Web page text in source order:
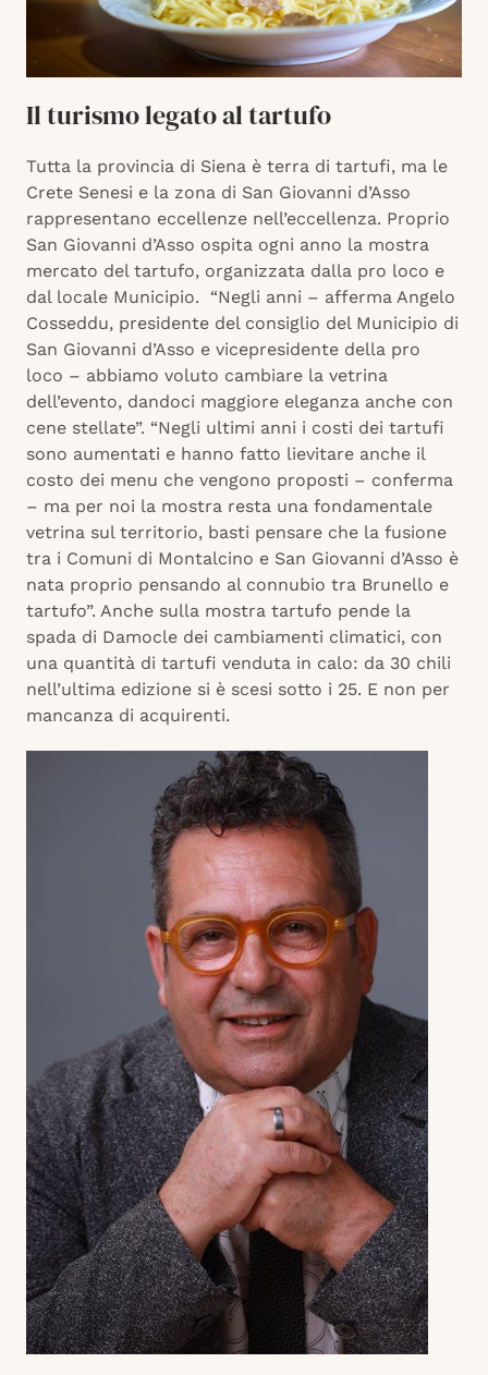
Il turismo legato al tartufo
Tutta la provincia di Siena è terra di tartufi, ma le
Crete Senesi e la zona di San Giovanni d’Asso
rappresentano eccellenze nell’eccellenza. Proprio
San Giovanni d’Asso ospita ogni anno la mostra
mercato del tartufo, organizzata dalla pro loco e
dal locale Municipio. “Negli anni – afferma Angelo
Cosseddu, presidente del consiglio del Municipio di
San Giovanni d’Asso e vicepresidente della pro
loco – abbiamo voluto cambiare la vetrina
dell’evento, dandoci maggiore eleganza anche con
cene stellate”. “Negli ultimi anni i costi dei tartufi
sono aumentati e hanno fatto lievitare anche il
costo dei menu che vengono proposti – conferma
– ma per noi la mostra resta una fondamentale
vetrina sul territorio, basti pensare che la fusione
tra i Comuni di Montalcino e San Giovanni d’Asso è
nata proprio pensando al connubio tra Brunello e
tartufo”. Anche sulla mostra tartufo pende la
spada di Damocle dei cambiamenti climatici, con
una quantità di tartufi venduta in calo: da 30 chili
nell’ultima edizione si è scesi sotto i 25. E non per
mancanza di acquirenti.